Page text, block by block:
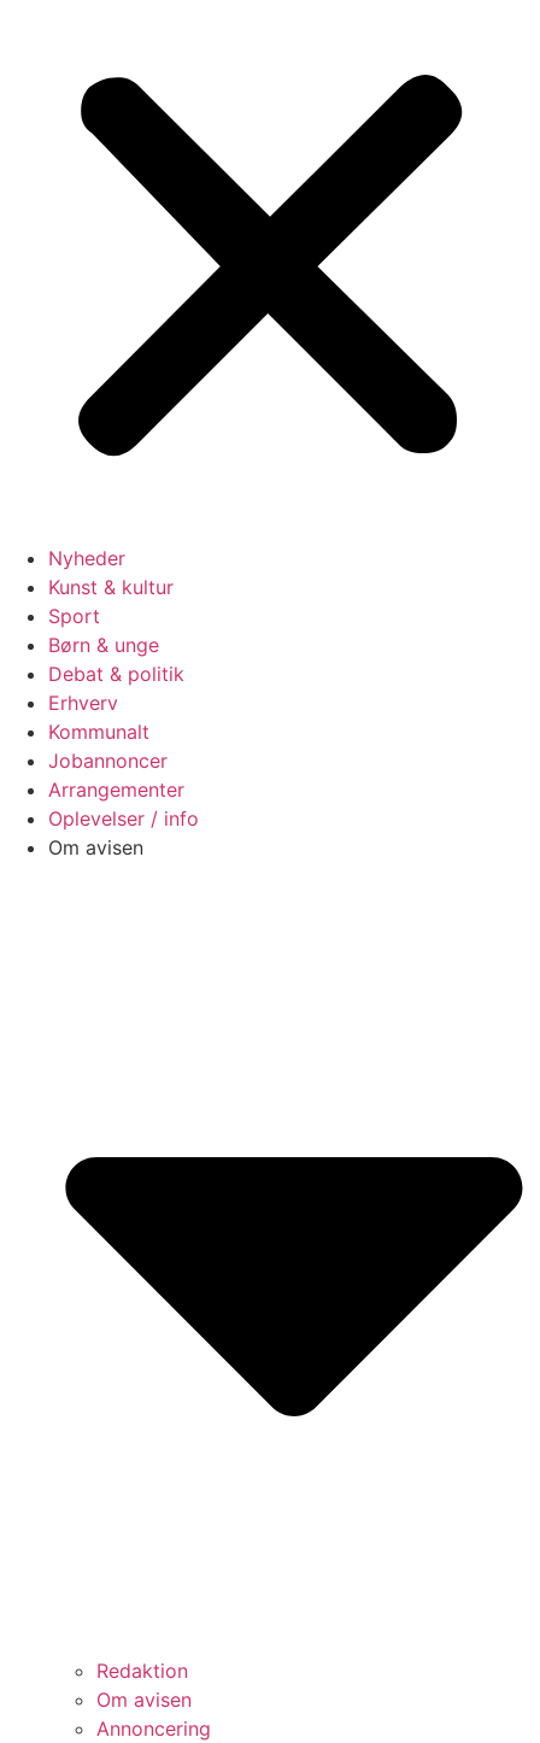
Nyheder
Kunst & kultur
Sport
Børn & unge
Debat & politik
Erhverv
Kommunalt
Jobannoncer
Arrangementer
Oplevelser / info
Om avisen
Redaktion
Om avisen
Annoncering